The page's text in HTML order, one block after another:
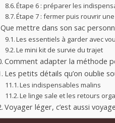
Étape 6 : préparer les
Étape 7 : fermer puis rouvrir
Que mettre dans son sac
Les essentiels à garder avec
Le mini kit de survie du trajet
Comment adapter la méthode
Les petits détails qu’on oublie
Les indispensables malins
Le linge sale et les retours
Voyager léger, c’est aussi